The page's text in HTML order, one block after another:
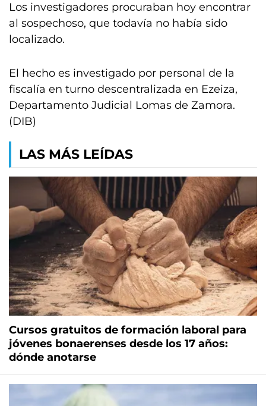
Los investigadores procuraban hoy encontrar
al sospechoso, que todavía no había sido
localizado.
El hecho es investigado por personal de la
fiscalía en turno descentralizada en Ezeiza,
Departamento Judicial Lomas de Zamora.
(DIB)
LAS MÁS LEÍDAS
Cursos gratuitos de formación laboral para
jóvenes bonaerenses desde los 17 años:
dónde anotarse